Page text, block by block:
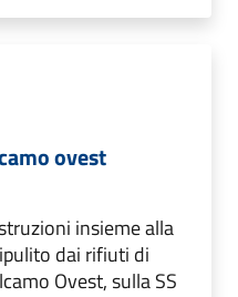
ovest
insieme alla
dai rifiuti di
Ovest, sulla SS